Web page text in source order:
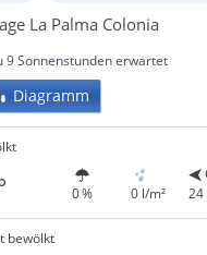
La Palma Colonia
9 Sonnenstunden erwartet
Diagramm
0 % 0 l/m²
24
bewölkt